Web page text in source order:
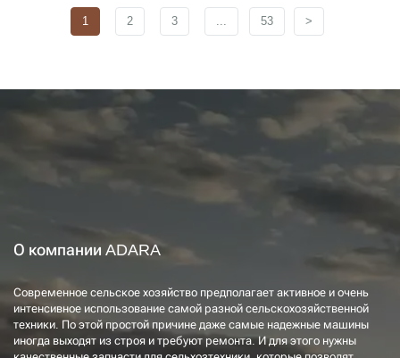
1 2 3 ... 53 >
О компании ADARA
Современное сельское хозяйство предполагает активное и очень
интенсивное использование самой разной сельскохозяйственной
техники. По этой простой причине даже самые надежные машины
иногда выходят из строя и требуют ремонта. И для этого нужны